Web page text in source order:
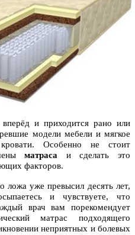
и приходится рано или
модели мебели и мягкое
Особенно не стоит
матраса и сделать это
факторов.
ложа уже превысил десять лет,
и чувствуете, что
врач вам порекомендует
матрас подходящего
неприятных и болевых